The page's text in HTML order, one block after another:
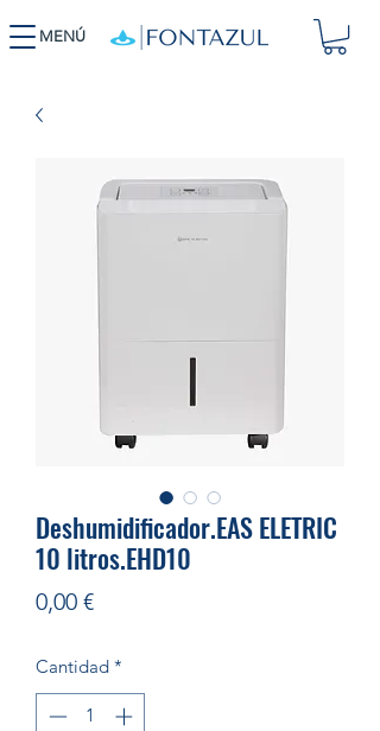
MENÚ
Deshumidificador.EAS ELETRIC
10 litros.EHD10
0,00 €Precio
Cantidad *